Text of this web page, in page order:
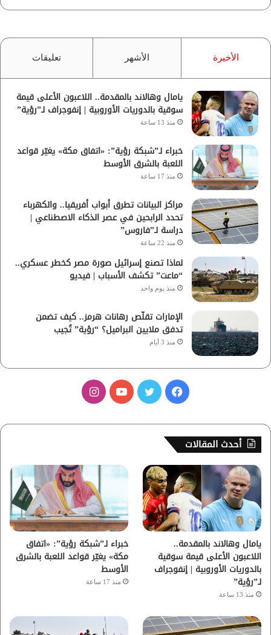
الأخيرة الأشهر تعليقات
يامال وهالاند بالمقدمة.. اللاعبون الأعلى قيمة
سوقية بالدوريات الأوروبية | إنفوجراف لـ”رؤية”
منذ 13 ساعة
خبراء لـ”شبكة رؤية”: «اتفاق مكة» يغيّر قواعد
اللعبة بالشرق الأوسط
منذ 17 ساعة
مراكز البيانات تطرق أبواب أفريقيا.. والكهرباء
تحدد الرابحين في عصر الذكاء الاصطناعي |
دراسة لـ”فاروس”
منذ 22 ساعة
لماذا تصنع إسرائيل صورة مصر كخطر عسكري..
“ماعت” تكشف الأسباب | فيديو
منذ يوم واحد
الإمارات تقلّص رهانات هرمز.. كيف تضمن
تدفق ملايين البراميل؟ “رؤية” تُجيب
منذ 3 أيام
س
ب
و
ك
ي
ب
ت
ق
ر
ا
م
أحدث المقالات
يامال وهالاند بالمقدمة..
اللاعبون الأعلى قيمة سوقية
بالدوريات الأوروبية | إنفوجراف
لـ”رؤية”
منذ 13 ساعة
خبراء لـ”شبكة رؤية”: «اتفاق
مكة» يغيّر قواعد اللعبة بالشرق
الأوسط
منذ 17 ساعة